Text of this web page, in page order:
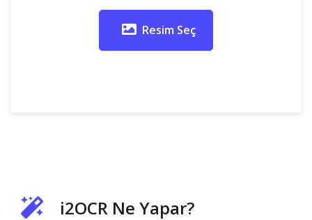
Resim Seç
i2OCR Ne Yapar?